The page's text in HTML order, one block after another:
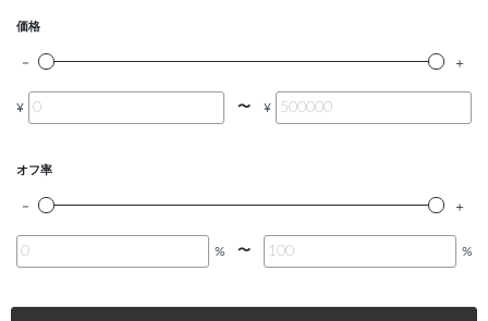
価格
¥ 〜 ¥
オフ率
% 〜 %